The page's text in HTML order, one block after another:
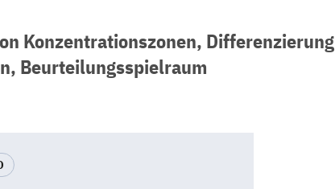
Konzentrationszonen, Differenzierung
Beurteilungsspielraum